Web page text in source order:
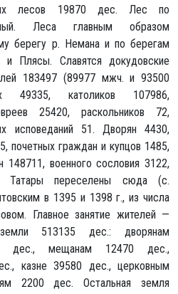
лесов 19870 дес. Лес по
Леса главным образом
берегу р. Немана и по берегам
Плясы. Славятся докудовские
183497 (89977 мжч. и 93500
49335, католиков 107986,
25420, раскольников 72,
исповеданий 51. Дворян 4430,
почетных граждан и купцов 1485,
148711, военного сословия 3122,
Татары переселены сюда (с.
в 1395 и 1398 г., из числа
Главное занятие жителей —
513135 дес.: дворянам
дес., мещанам 12470 дес.,
казне 39580 дес., церковным
2200 дес. Остальная земля